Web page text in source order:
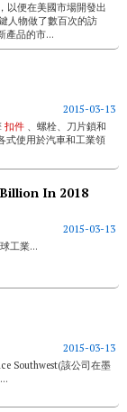
以便在美國市場開發出
人物做了數百次的訪
產品的市...
2015-03-13
扣件 、螺栓、刀片鎖和
式使用於汽車和工業領
In 2018
2015-03-13
工業...
2015-03-13
Southwest(該公司在墨